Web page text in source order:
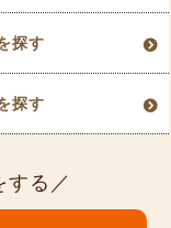
探す
探す
する